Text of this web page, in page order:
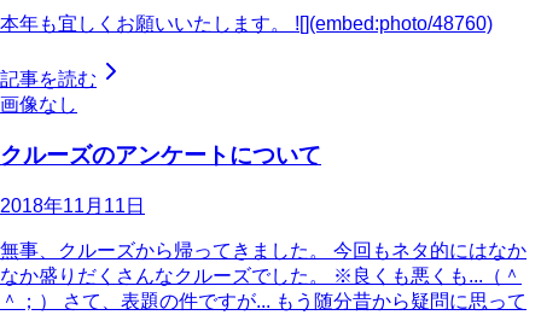
本年も宜しくお願いいたします。 ![](embed:photo/48760)
記事を読む
画像なし
クルーズのアンケートについて
2018年11月11日
無事、クルーズから帰ってきました。 今回もネタ的にはなか
なか盛りだくさんなクルーズでした。 ※良くも悪くも...（＾
＾；） さて、表題の件ですが... もう随分昔から疑問に思って